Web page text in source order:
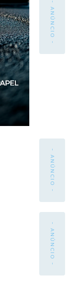
- ANÚNCIO -
- ANÚNCIO -
- ANÚNCIO -